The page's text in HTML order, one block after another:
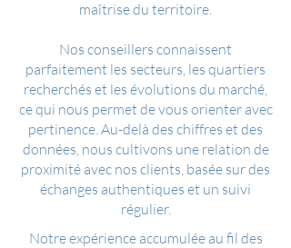
maîtrise du territoire.
Nos conseillers connaissent
parfaitement les secteurs, les quartiers
recherchés et les évolutions du marché,
ce qui nous permet de vous orienter avec
pertinence. Au-delà des chiffres et des
données, nous cultivons une relation de
proximité avec nos clients, basée sur des
échanges authentiques et un suivi
régulier.
Notre expérience accumulée au fil des